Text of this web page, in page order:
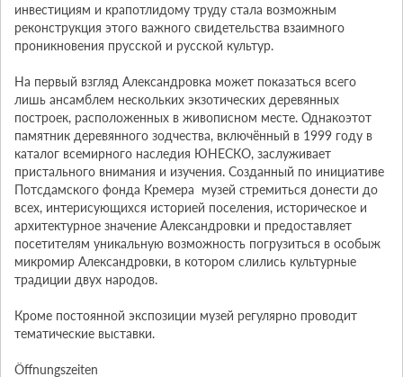
инвестициям и крапотлидому труду стала возможным
реконструкция этого важного свидетельства взаимного
проникновения прусской и русской культур.
На первый взгляд Александровка может показаться всего
лишь ансамблем нескольких экзотических деревянных
построек, расположенных в живописном месте. Однакоэтот
памятник деревянного зодчества, включённый в 1999 году в
каталог всемирного наследия ЮНЕСКО, заслуживает
пристального внимания и изучения. Созданный по инициативе
Потсдамского фонда Кремера  музей стремиться донести до
всех, интерисующихся историей поселения, историческое и
архитектурное значение Александровки и предоставляет
посетителям уникальную возможность погрузиться в особыж
микромир Александровки, в котором слились культурные
традиции двух народов.
Кроме постоянной экспозиции музей регулярно проводит
тематические выставки.
Öffnungszeiten